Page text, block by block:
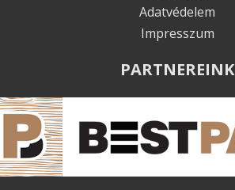
Adatvédelem
Impresszum
PARTNEREINK